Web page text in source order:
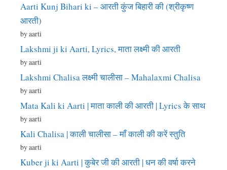
Aarti Kunj Bihari ki – आरती कुंज बिहारी की (श्रीकृष्ण
आरती)
by aarti
Lakshmi ji ki Aarti, Lyrics, माता लक्ष्मी की आरती
by aarti
Lakshmi Chalisa लक्ष्मी चालीसा – Mahalaxmi Chalisa
by aarti
Mata Kali ki Aarti | माता काली की आरती | Lyrics के साथ
by aarti
Kali Chalisa | काली चालीसा – माँ काली की करें स्तुति
by aarti
Kuber ji ki Aarti | कुबेर जी की आरती | धन की वर्षा करने